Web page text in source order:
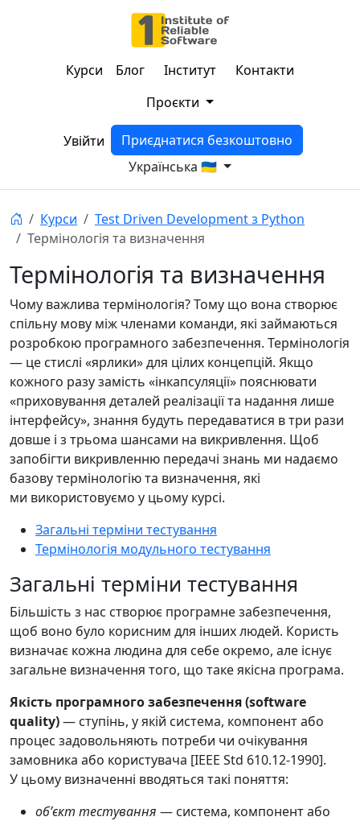
Курси Блог Інститут
Контакти
Проєкти
Увійти
Приєднатися безкоштовно
Українська 🇺🇦
Курси
Test Driven Development з Python
Термінологія та визначення
Термінологія та визначення
Чому важлива термінологія? Тому що вона створює
спільну мову між членами команди, які займаються
розробкою програмного забезпечення. Термінологія
— це стислі «ярлики» для цілих концепцій. Якщо
кожного разу замість «інкапсуляції» пояснювати
«приховування деталей реалізації та надання лише
інтерфейсу», знання будуть передаватися в три рази
довше і з трьома шансами на викривлення. Щоб
запобігти викривленню передачі знань ми надаємо
базову термінологію та визначення, які
ми використовуємо у цьому курсі.
Загальні терміни тестування
Термінологія модульного тестування
Загальні терміни тестування
Більшість з нас створює програмне забезпечення,
щоб воно було корисним для інших людей. Користь
визначає кожна людина для себе окремо, але існує
загальне визначення того, що таке якісна програма.
Якість програмного забезпечення (software
quality)— ступінь, у якій система, компонент або
процес задовольняють потреби чи очікування
замовника або користувача [IEEE Std 610.12-1990].
У цьому визначенні вводяться такі поняття:
обʼєкт тестування — система, компонент або